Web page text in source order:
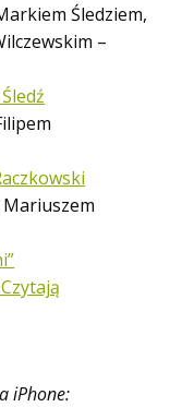
Śledziem,
–
Mariuszem
iPhone: